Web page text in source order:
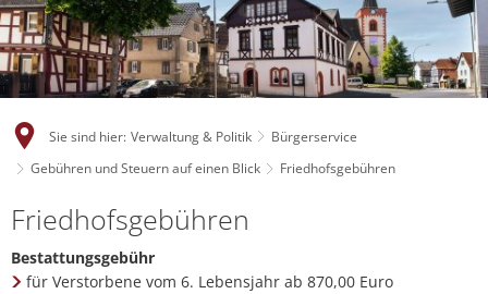
Sie sind hier: Verwaltung & Politik
Bürgerservice
Gebühren und Steuern auf einen Blick
Friedhofsgebühren
Friedhofsgebühren
Bestattungsgebühr
für Verstorbene vom 6. Lebensjahr ab 870,00 Euro